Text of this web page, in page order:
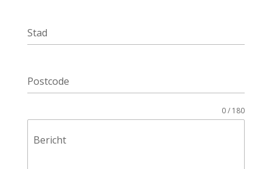
Stad
Postcode
Bericht
0 / 180